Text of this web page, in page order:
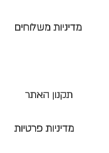
מדיניות משלוחים
תקנון האתר
מדיניות פרטיות